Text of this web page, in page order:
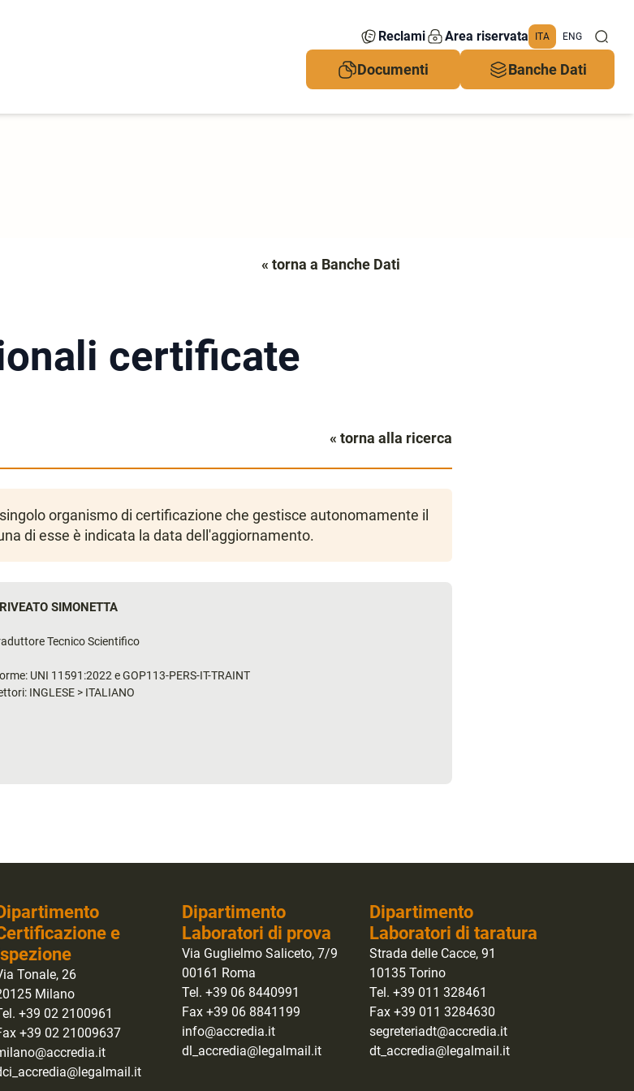
Reclami Area riservata ITA ENG
Documenti Banche Dati
« torna a Banche Dati
certificate
« torna alla ricerca
organismo di certificazione che gestisce autonomamente il
di esse è indicata la data dell'aggiornamento.
SIMONETTA
Tecnico Scientifico
UNI 11591:2022 e GOP113-PERS-IT-TRAINT
INGLESE > ITALIANO
e
Tonale, 26
Milano
+39 02 2100961
+39 02 21009637
Dipartimento
Laboratori di prova
Via Guglielmo Saliceto, 7/9
00161 Roma
Tel. +39 06 8440991
Fax +39 06 8841199
info@accredia.it
dl_accredia@legalmail.it
Dipartimento
Laboratori di taratura
Strada delle Cacce, 91
10135 Torino
Tel. +39 011 328461
Fax +39 011 3284630
segreteriadt@accredia.it
dt_accredia@legalmail.it